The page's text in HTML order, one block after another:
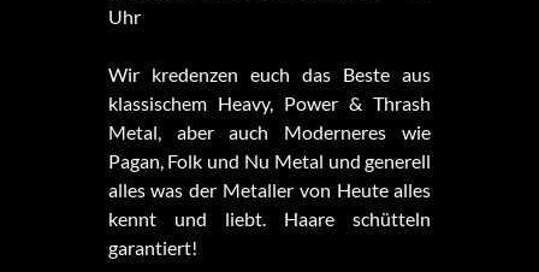
Uhr
Wir kredenzen euch das Beste aus
klassischem Heavy, Power & Thrash
Metal, aber auch Moderneres wie
Pagan, Folk und Nu Metal und generell
alles was der Metaller von Heute alles
kennt und liebt. Haare schütteln
garantiert!